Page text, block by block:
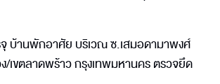
บ้านพักอาศัย บริเวณ ซ.เสมอดามาพงศ์
/เขตลาดพร้าว กรุงเทพมหานคร ตรวจยึด